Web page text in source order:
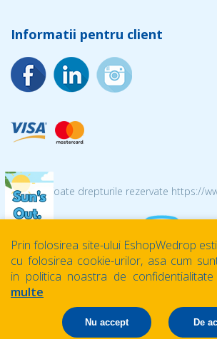
Informatii pentru client
© 2026 Toate drepturile rezervate https://
Prin folosirea site-ului EshopWedrop
cu folosirea cookie-urilor, asa cum
in politica noastra de
multe
Nu accept De